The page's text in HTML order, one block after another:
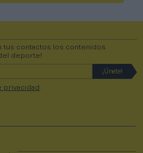
tus contactos los contenidos
deporte!
privacidad